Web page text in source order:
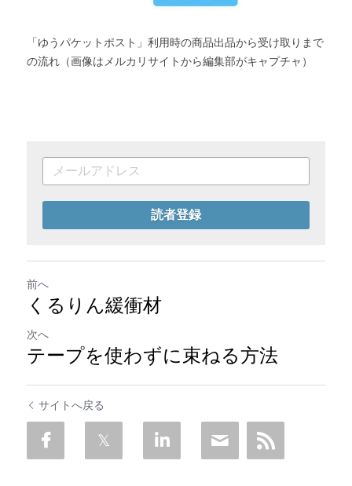
「ゆうパケットポスト」利用時の商品出品から受け取りまで
の流れ（画像はメルカリサイトから編集部がキャプチャ）
読者登録
前へ
くるりん緩衝材
次へ
テープを使わずに束ねる方法
サイトへ戻る